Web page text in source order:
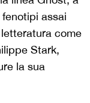
assai
come
Stark,
la sua